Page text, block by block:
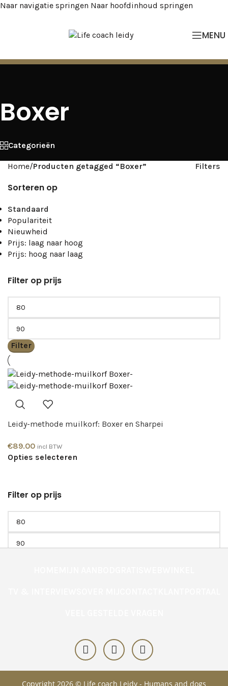
Naar navigatie springen Naar hoofdinhoud springen
MENU
Boxer
Categorieën
Filter op prijs
Home/Producten getagged “Boxer” Filters
Sorteren op
Standaard
Populariteit
Nieuwheid
Prijs: laag naar hoog
Prijs: hoog naar laag
Filter op prijs
Filter
Leidy-methode muilkorf: Boxer en Sharpei
€89.00 incl BTW
Opties selecteren
Copyright 2026 © Life coach Leidy - Humans and dogs